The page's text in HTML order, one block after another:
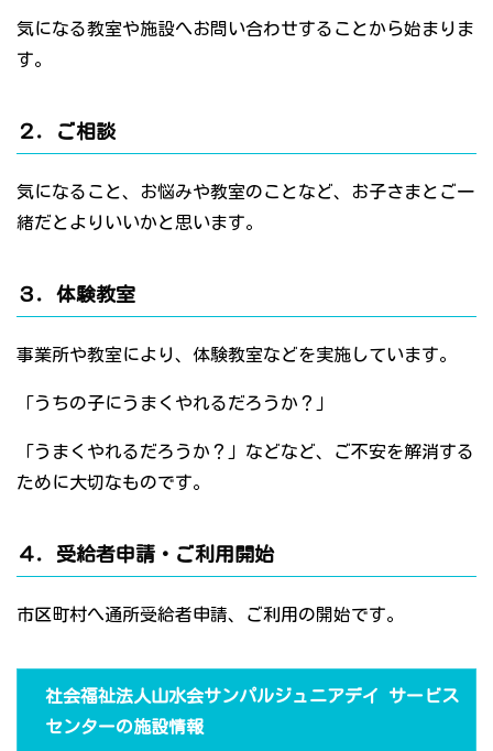
気になる教室や施設へお問い合わせすることから始まりま
す。
２．ご相談
気になること、お悩みや教室のことなど、お子さまとご一
緒だとよりいいかと思います。
３．体験教室
事業所や教室により、体験教室などを実施しています。
「うちの子にうまくやれるだろうか？」
「うまくやれるだろうか？」などなど、ご不安を解消する
ために大切なものです。
４．受給者申請・ご利用開始
市区町村へ通所受給者申請、ご利用の開始です。
社会福祉法人山水会サンパルジュニアデイ サービス
センターの施設情報